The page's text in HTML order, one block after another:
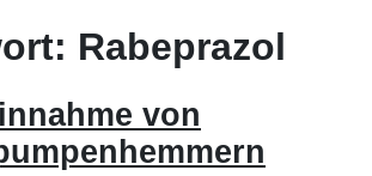
Rabeprazol
von